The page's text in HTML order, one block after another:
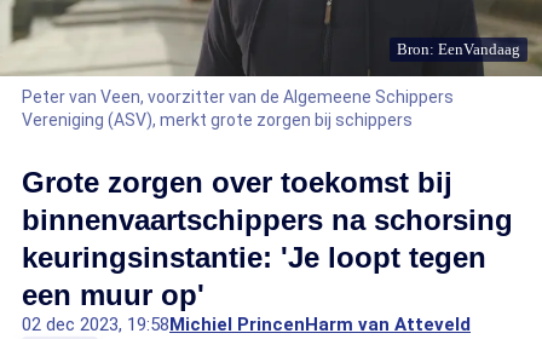
Bron: EenVandaag
Peter van Veen, voorzitter van de Algemeene Schippers
Vereniging (ASV), merkt grote zorgen bij schippers
Grote zorgen over toekomst bij
binnenvaartschippers na schorsing
keuringsinstantie: 'Je loopt tegen
een muur op'
02 dec 2023, 19:58Michiel PrincenHarm van Atteveld